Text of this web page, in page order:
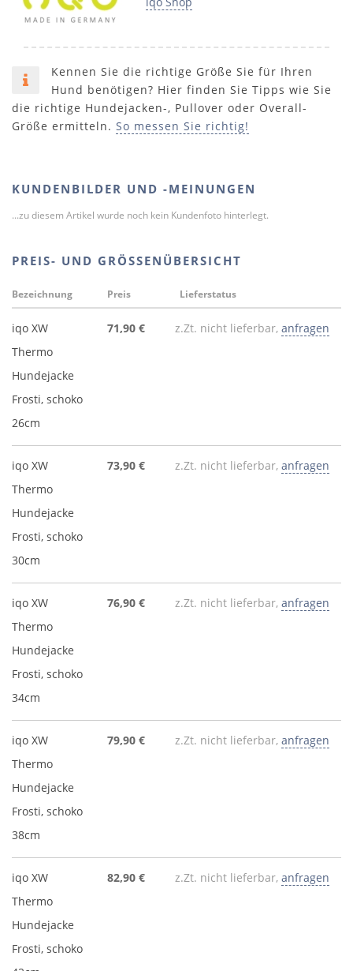
Kennen Sie die richtige Größe Sie für Ihren
Hund benötigen? Hier finden Sie Tipps wie Sie
die richtige Hundejacken-, Pullover oder Overall-
Größe ermitteln. So messen Sie richtig!
KUNDENBILDER UND -MEINUNGEN
...zu diesem Artikel wurde noch kein Kundenfoto hinterlegt.
PREIS- UND GRÖSSENÜBERSICHT
Bezeichnung Preis Lieferstatus
iqo XW
Thermo
Hundejacke
Frosti, schoko
26cm
71,90 € z.Zt. nicht lieferbar, anfragen
iqo XW
Thermo
Hundejacke
Frosti, schoko
30cm
73,90 € z.Zt. nicht lieferbar, anfragen
iqo XW
Thermo
Hundejacke
Frosti, schoko
34cm
76,90 € z.Zt. nicht lieferbar, anfragen
iqo XW
Thermo
Hundejacke
Frosti, schoko
38cm
79,90 € z.Zt. nicht lieferbar, anfragen
iqo XW
Thermo
Hundejacke
Frosti, schoko
82,90 € z.Zt. nicht lieferbar, anfragen